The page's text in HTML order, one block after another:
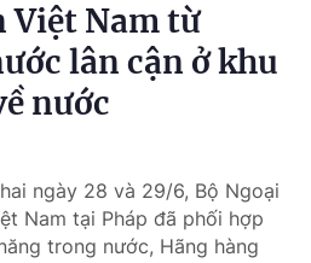
Việt Nam từ
lân cận ở khu
nước
ngày 28 và 29/6, Bộ Ngoại
Nam tại Pháp đã phối hợp
trong nước, Hãng hàng